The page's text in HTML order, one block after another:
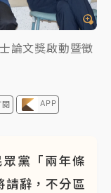
論文獎啟動暨徵
閱 APP
眾黨「兩年條
請辭，不分區